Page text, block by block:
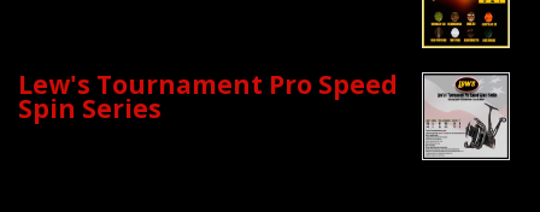
Lew's Tournament Pro Speed
Spin Series